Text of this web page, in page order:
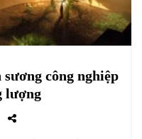
công nghiệp
lượng